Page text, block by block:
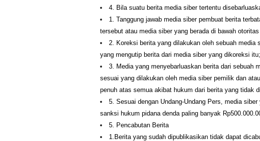
4. Bila suatu berita media siber tertentu
1. Tanggung jawab media siber pembuat berita
tersebut atau media siber yang berada di bawah
2. Koreksi berita yang dilakukan oleh sebuah media
yang mengutip berita dari media siber yang dikoreksi itu;
3. Media yang menyebarluaskan berita dari sebuah
sesuai yang dilakukan oleh media siber pemilik dan
penuh atas semua akibat hukum dari berita yang tidak
5. Sesuai dengan Undang-Undang Pers, media
sanksi hukum pidana denda paling banyak
5. Pencabutan Berita
1.Berita yang sudah dipublikasikan tidak dapat